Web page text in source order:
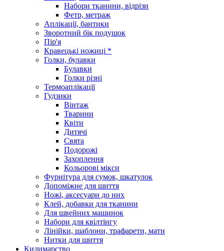
Набори тканини, відрізи
Фетр, метраж
Аплікації, бантики
Зворотний бік подушок
Пір'я
Кравецькі ножиці *
Голки, булавки
Булавки
Голки різні
Термоаплікації
Гудзики
Вінтаж
Тварини
Квіти
Дитячі
Свята
Подорожі
Захоплення
Кольорові мікси
Фурнітура для сумок, шкатулок
Допоміжне для шиття
Ножі, аксесуари до них
Клей, добавки для тканини
Для швейних машинок
Набори для квілтінгу
Лінійки, шаблони, трафарети, мати
Нитки для шиття
Килимарство